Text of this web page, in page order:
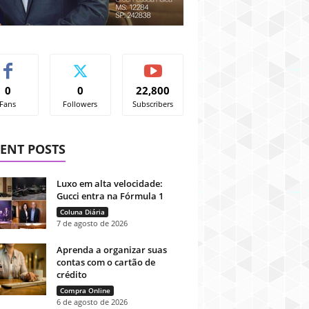
0
Fans
0
Followers
22,800
Subscribers
POSTS
Luxo em alta velocidade:
Gucci entra na Fórmula 1
Coluna Diária
7 de agosto de 2026
Aprenda a organizar suas
contas com o cartão de
crédito
Compra Online
6 de agosto de 2026